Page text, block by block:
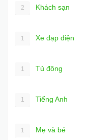
2 Khách sạn
1 Xe đạp điện
1 Tủ đông
1 Tiếng Anh
1 Mẹ và bé